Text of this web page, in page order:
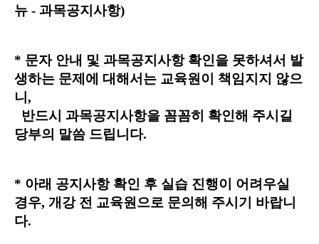
뉴 - 과목공지사항)
* 문자 안내 및 과목공지사항 확인을 못하셔서 발
생하는 문제에 대해서는 교육원이 책임지지 않으
니,
반드시 과목공지사항을 꼼꼼히 확인해 주시길
당부의 말씀 드립니다.
* 아래 공지사항 확인 후 실습 진행이 어려우실
경우, 개강 전 교육원으로 문의해 주시기 바랍니
다.